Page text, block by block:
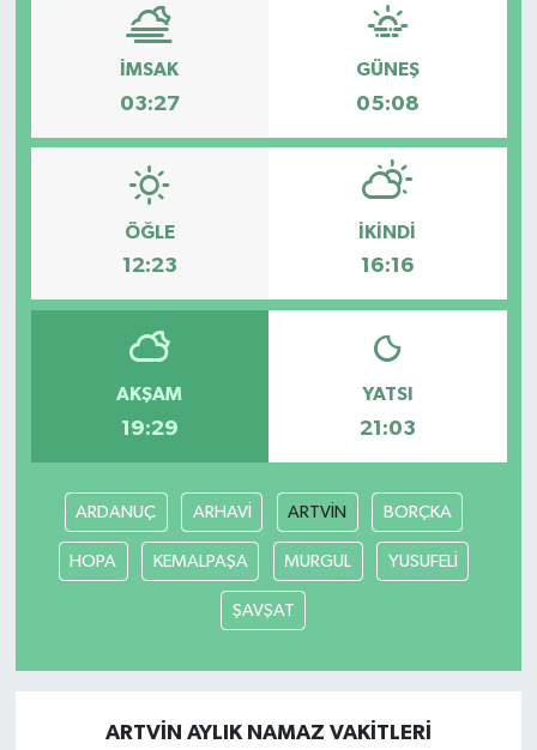
İMSAK
03:27
GÜNEŞ
05:08
ÖĞLE
12:23
İKINDI
16:16
AKŞAM
19:29
YATSI
21:03
ARDANUÇ ARHAVİ ARTVİN BORÇKA
HOPA KEMALPAŞA MURGUL YUSUFELİ
ŞAVŞAT
ARTVİN AYLIK NAMAZ VAKITLERI